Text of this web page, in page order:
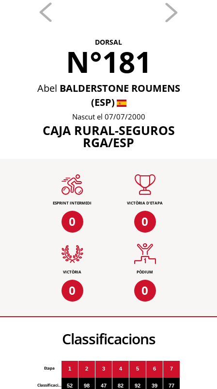
DORSAL
N°181
Abel BALDERSTONE ROUMENS
(ESP)
Nascut el 07/07/2000
CAJA RURAL-SEGUROS
RGA/ESP
ESPRINT INTERMEDI
0
VICTÒRIA D'ETAPA
0
VICTÒRIA
0
PÒDIUM
0
Classificacions
Etapa
Classificacions
1
52
2
98
3
47
4
82
5
92
6
39
7
77